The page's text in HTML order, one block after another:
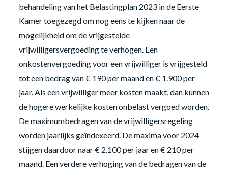
behandeling van het Belastingplan 2023 in de Eerste
Kamer toegezegd om nog eens te kijken naar de
mogelijkheid om de vrijgestelde
vrijwilligersvergoeding te verhogen. Een
onkostenvergoeding voor een vrijwilliger is vrijgesteld
tot een bedrag van € 190 per maand en € 1.900 per
jaar. Als een vrijwilliger meer kosten maakt, dan kunnen
de hogere werkelijke kosten onbelast vergoed worden.
De maximumbedragen van de vrijwilligersregeling
worden jaarlijks geïndexeerd. De maxima voor 2024
stijgen daardoor naar € 2.100 per jaar en € 210 per
maand. Een verdere verhoging van de bedragen van de